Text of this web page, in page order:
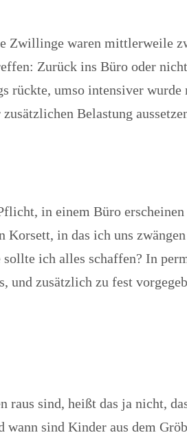
Zwillinge waren mittlerweile
Zurück ins Büro oder
rückte, umso intensiver
Belastung
in einem Büro
Korsett, in das ich uns
ich alles schaffen? In
und zusätzlich zu fest
raus sind, heißt das ja nicht,
sind Kinder aus dem